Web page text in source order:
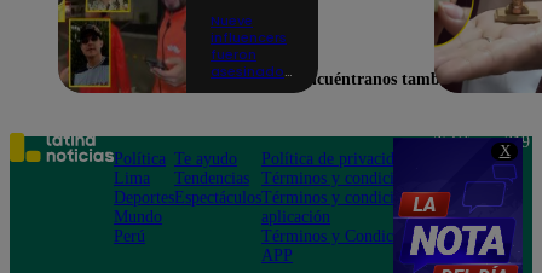
X
Nueve
influencers
fueron
asesinados
el Cártel de
Sinaloa
Encuéntranos también en
Política
Lima
Deportes
Mundo
Perú
Te ayudo
Tendencias
Espectáculos
Política de privacidad
Términos y condiciones
Términos y condiciones
aplicación
Términos y Condiciones
APP
Teléfono: 219
Av. San
Felipe 968
Jesús María